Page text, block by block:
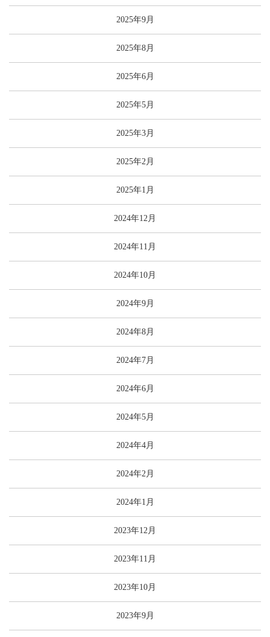
2025年9月
2025年8月
2025年6月
2025年5月
2025年3月
2025年2月
2025年1月
2024年12月
2024年11月
2024年10月
2024年9月
2024年8月
2024年7月
2024年6月
2024年5月
2024年4月
2024年2月
2024年1月
2023年12月
2023年11月
2023年10月
2023年9月